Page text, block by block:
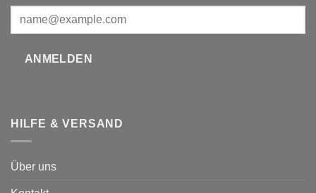
ANMELDEN
HILFE & VERSAND
Über uns